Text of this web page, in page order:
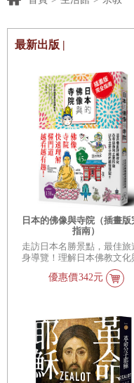
最新出版 |
日本的佛像與寺院（插畫版
指南）
走訪日本名勝景點，最佳旅
身導覽！理解日本佛教文化
物古蹟，就從這一本開始
優惠價342元